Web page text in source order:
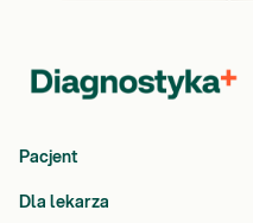
Pacjent
Dla lekarza